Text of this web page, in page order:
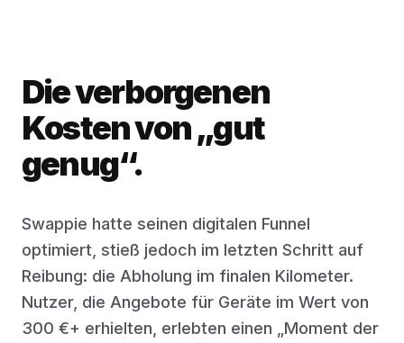
Die verborgenen
Kosten von „gut
genug“.
Swappie hatte seinen digitalen Funnel
optimiert, stieß jedoch im letzten Schritt auf
Reibung: die Abholung im finalen Kilometer.
Nutzer, die Angebote für Geräte im Wert von
300 €+ erhielten, erlebten einen „Moment der